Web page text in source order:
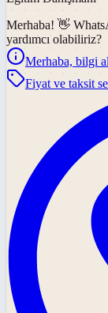
Merhaba! 👋
yardımcı olabiliriz?
Merhaba, bilgi
Fiyat ve taksit